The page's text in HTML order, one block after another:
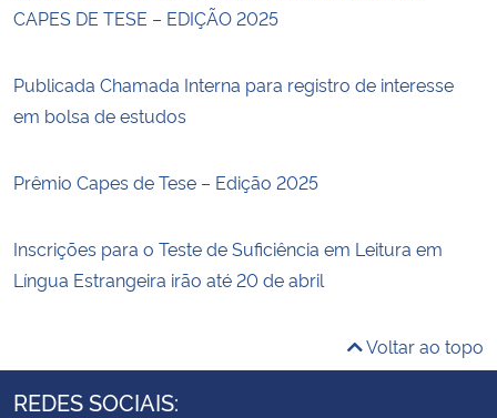
CAPES DE TESE – EDIÇÃO 2025
Publicada Chamada Interna para registro de interesse
em bolsa de estudos
Prêmio Capes de Tese – Edição 2025
Inscrições para o Teste de Suficiência em Leitura em
Língua Estrangeira irão até 20 de abril
Voltar ao topo
REDES SOCIAIS: